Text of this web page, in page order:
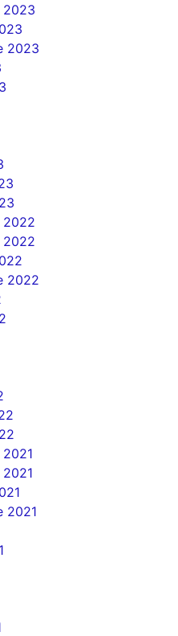
2023
2023
2022
2022
2022
2021